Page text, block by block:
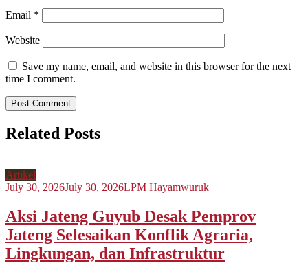
Email *
Website
Save my name, email, and website in this browser for the next
time I comment.
Related Posts
Artikel
July 30, 2026July 30, 2026LPM Hayamwuruk
Aksi Jateng Guyub Desak Pemprov
Jateng Selesaikan Konflik Agraria,
Lingkungan, dan Infrastruktur